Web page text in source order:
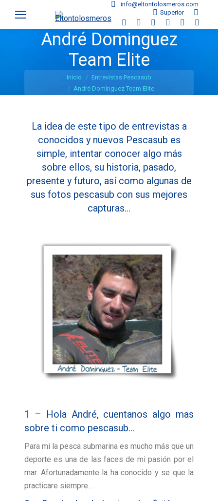
info@eltontolosmeros.com
Superior
Search:
Facebook
page
opens
in
new
window
X
page
opens
in
new
window
YouTube
page
window
Instagram
page
Pinterest
André Dominguez
Team Elite
Inicio
Entrevistas Pescasub
André Dominguez Team Elite
La idea de este tipo de entrevistas a
conocidos y nuevos Pescasub es
simple, intentar conocer algo más
sobre ellos, su historia, pasado,
presente y futuro, así como algunas de
sus fotos pescasub con sus mejores
capturas…
1 – Hola André, cuentanos algo mas
sobre ti como pescasub…
Para mi la pesca submarina es mucho más que un
deporte es una de las faces de mi pasión por el
mar. Afortunadamente la ha conocido y se que la
practicare siempre…